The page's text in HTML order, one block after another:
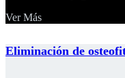
Ver Más
Eliminación de